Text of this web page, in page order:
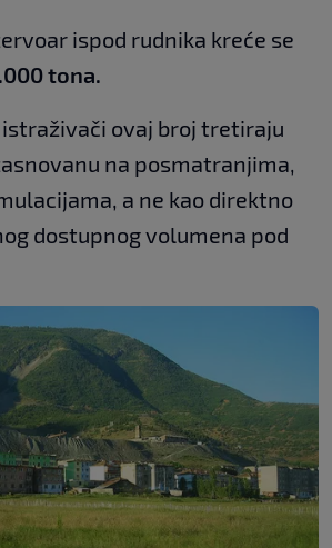
ispod rudnika kreće se
tona.
ovaj broj tretiraju
na posmatranjima,
a ne kao direktno
dostupnog volumena pod